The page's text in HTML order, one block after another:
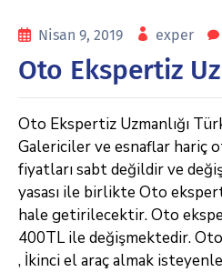
Nisan 9, 2019 exper
Oto Ekspertiz
Oto Ekspertiz Uzmanlığı
Galericiler ve esnaflar hariç
fiyatları sabt değildir ve
yasası ile birlikte Oto
hale getirilecektir. Oto
400TL ile değişmektedir.
, İkinci el araç almak